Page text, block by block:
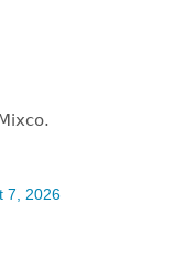
7, 2026